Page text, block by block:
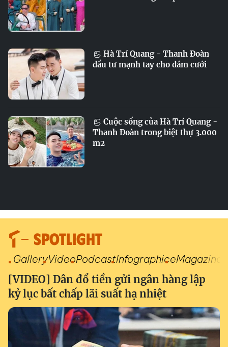
Hà Trí Quang - Thanh Đoàn
đầu tư mạnh tay cho đám cưới
Cuộc sống của Hà Trí Quang -
Thanh Đoàn trong biệt thự 3.000
m2
SPOTLIGHT
GalleryVideoPodcastInfographiceMagazine
[VIDEO] Dân đổ tiền gửi ngân hàng lập
kỷ lục bất chấp lãi suất hạ nhiệt